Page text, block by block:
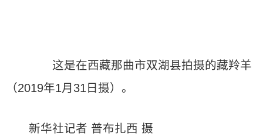
这是在西藏那曲市双湖县拍摄的藏羚羊
（2019年1月31日摄）。
新华社记者 普布扎西 摄